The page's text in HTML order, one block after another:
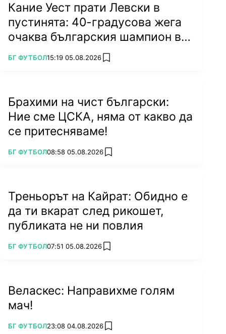
Кание Уест прати Левски в
пустинята: 40-градусова жега
очаква българския шампион в
Туркестан
ПОВЕЧЕ ОТ
БГ ФУТБОЛ15:19 05.08.2026 add favorites
Брахими на чист български:
Ние сме ЦСКА, няма от какво да
се притесняваме!
ПОВЕЧЕ ОТ
БГ ФУТБОЛ08:58 05.08.2026 add favorites
Треньорът на Кайрат: Обидно е
да ти вкарат след рикошет,
публиката не ни повлия
ПОВЕЧЕ ОТ
БГ ФУТБОЛ07:51 05.08.2026 add favorites
Веласкес: Направихме голям
мач!
ПОВЕЧЕ ОТ
БГ ФУТБОЛ23:08 04.08.2026 add favorites